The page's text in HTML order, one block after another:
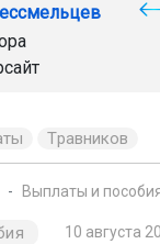
Травников
Выплаты и
10 августа